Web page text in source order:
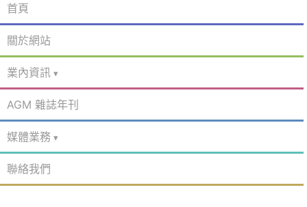
首頁
關於網站
業內資訊
AGM 雜誌年刊
媒體業務
聯絡我們